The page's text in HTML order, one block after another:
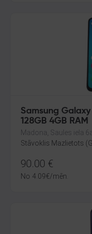
Samsung Galaxy
128GB 4GB RAM
Madona, Saules iela
Stāvoklis Mazlietots
90.00 €
No 4.09€/mēn.